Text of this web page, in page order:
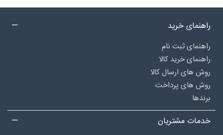
راهنمای خرید
راهنمای ثبت نام
راهنمای خرید کالا
روش های ارسال کالا
روش های پرداخت
برندها
خدمات مشتریان